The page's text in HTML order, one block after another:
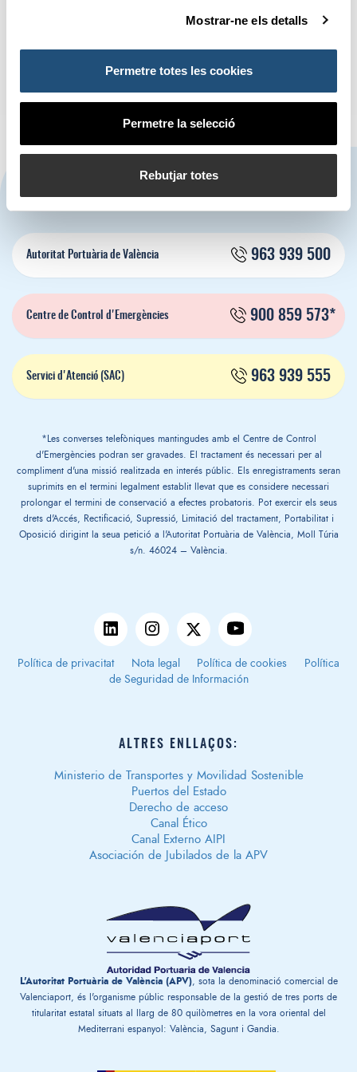
Mostrar-ne els detalls
Permetre totes les cookies
Permetre la selecció
Rebutjar totes
de València
Nova convocatòria 2025:
projectes Pre-Comercials
CONTACTA'NS
Autoritat Portuària de València 963 939 500
Centre de Control d'Emergències 900 859 573*
Servici d'Atenció (SAC) 963 939 555
*Les converses telefòniques mantingudes amb el Centre de Control
d'Emergències podran ser gravades. El tractament és necessari per al
compliment d'una missió realitzada en interés públic. Els enregistraments seran
suprimits en el termini legalment establit llevat que es considere necessari
prolongar el termini de conservació a efectes probatoris. Pot exercir els seus
drets d'Accés, Rectificació, Supressió, Limitació del tractament, Portabilitat i
Oposició dirigint la seua petició a l'Autoritat Portuària de València, Moll Túria
s/n. 46024 – València.
Política de privacitat Nota legal Política de cookies
Política
de Seguridad de Información
ALTRES ENLLAÇOS:
Ministerio de Transportes y Movilidad Sostenible
Puertos del Estado
Derecho de acceso
Canal Ético
Canal Externo AIPI
Asociación de Jubilados de la APV
L'Autoritat Portuària de València (APV), sota la denominació comercial de
Valenciaport, és l'organisme públic responsable de la gestió de tres ports de
titularitat estatal situats al llarg de 80 quilòmetres en la vora oriental del
Mediterrani espanyol: València, Sagunt i Gandia.